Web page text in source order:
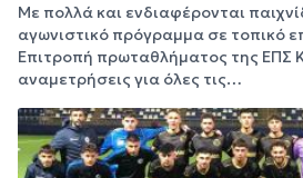
Με πολλά και ενδιαφέρονται
αγωνιστικό πρόγραμμα σε τοπικό
Επιτροπή πρωταθλήματος της ΕΠΣ
αναμετρήσεις για όλες τις…